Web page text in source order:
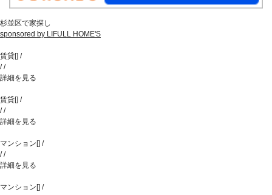
杉並区で家探し
sponsored by LIFULL HOME'S
賃貸[] /
//
詳細を見る
賃貸[] /
//
詳細を見る
マンション [] /
//
詳細を見る
マンション [] /